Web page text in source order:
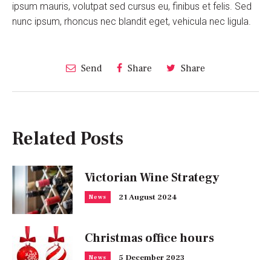
ipsum mauris, volutpat sed cursus eu, finibus et felis. Sed
nunc ipsum, rhoncus nec blandit eget, vehicula nec ligula.
Send Share Share
Related Posts
Victorian Wine Strategy
News 21 August 2024
Christmas office hours
News 5 December 2023